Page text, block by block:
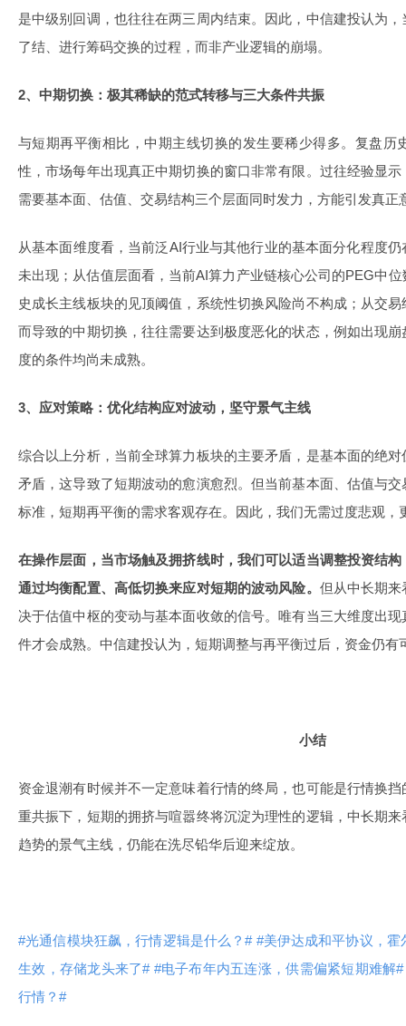
是中级别回调，也往往在两三周内结束。因此，中信建投认为
了结、进行筹码交换的过程，而非产业逻辑的崩塌。
2、中期切换：极其稀缺的范式转移与三大条件共振
与短期再平衡相比，中期主线切换的发生要稀少得多。复盘历
性，市场每年出现真正中期切换的窗口非常有限。过往经验显
需要基本面、估值、交易结构三个层面同时发力，方能引发真正
从基本面维度看，当前泛AI行业与其他行业的基本面分化程度
未出现；从估值层面看，当前AI算力产业链核心公司的PEG中
史成长主线板块的见顶阈值，系统性切换风险尚不构成；从交
而导致的中期切换，往往需要达到极度恶化的状态，例如出现
度的条件均尚未成熟。
3、应对策略：优化结构应对波动，坚守景气主线
综合以上分析，当前全球算力板块的主要矛盾，是基本面的绝
矛盾，这导致了短期波动的愈演愈烈。但当前基本面、估值与
标准，短期再平衡的需求客观存在。因此，我们无需过度悲观，
在操作层面，当市场触及拥挤线时，我们可以适当调整投资结
通过均衡配置、高低切换来应对短期的波动风险。 但从中长期
决于估值中枢的变动与基本面收敛的信号。唯有当三大维度出
件才会成熟。中信建投认为，短期调整与再平衡过后，资金仍有
小结
资金退潮有时候并不一定意味着行情的终局，也可能是行情换
重共振下，短期的拥挤与喧嚣终将沉淀为理性的逻辑，中长期
趋势的景气主线，仍能在洗尽铅华后迎来绽放。
#光通信模块狂飙，行情逻辑是什么？# #美伊达成和平协议，霍
生效，存储龙头来了# #电子布年内五连涨，供需偏紧短期难解#
行情？#